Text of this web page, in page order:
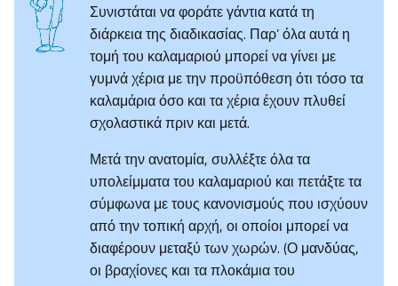
Συνιστάται να φοράτε γάντια κατά τη
διάρκεια της διαδικασίας. Παρ’ όλα αυτά η
τομή του καλαμαριού μπορεί να γίνει με
γυμνά χέρια με την προϋπόθεση ότι τόσο τα
καλαμάρια όσο και τα χέρια έχουν πλυθεί
σχολαστικά πριν και μετά.
Μετά την ανατομία, συλλέξτε όλα τα
υπολείμματα του καλαμαριού και πετάξτε τα
σύμφωνα με τους κανονισμούς που ισχύουν
από την τοπική αρχή, οι οποίοι μπορεί να
διαφέρουν μεταξύ των χωρών. (Ο μανδύας,
οι βραχίονες και τα πλοκάμια του